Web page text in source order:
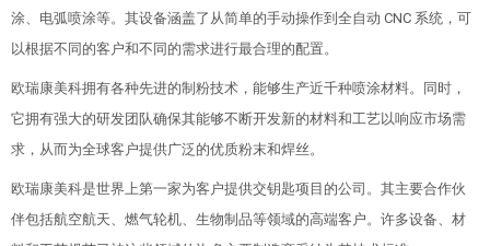
涂、电弧喷涂等。其设备涵盖了从简单的手动操作到全自动 CNC 系统，可
以根据不同的客户和不同的需求进行最合理的配置。
欧瑞康美科拥有各种先进的制粉技术，能够生产近千种喷涂材料。同时，
它拥有强大的研发团队确保其能够不断开发新的材料和工艺以响应市场需
求，从而为全球客户提供广泛的优质粉末和焊丝。
欧瑞康美科是世界上第一家为客户提供交钥匙项目的公司。其主要合作伙
伴包括航空航天、燃气轮机、生物制品等领域的高端客户。许多设备、材